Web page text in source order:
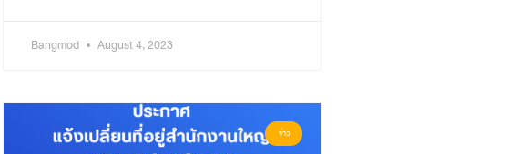
Bangmod August 4, 2023
ข่าว